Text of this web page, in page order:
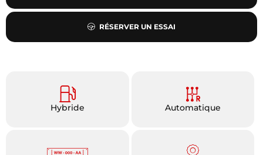
RÉSERVER UN ESSAI
Hybride Automatique